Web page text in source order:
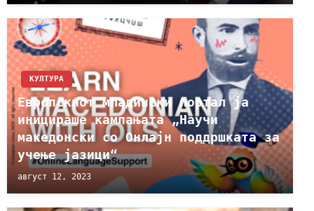
КУЛТУРА
Европскиот младински портал ја
иницираше кампањата „Научи
македонски со Онлајн поддршката за
учење јазици“
август 12, 2023